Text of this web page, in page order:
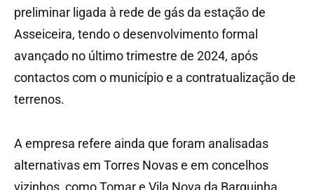
preliminar ligada à rede de gás da estação de
Asseiceira, tendo o desenvolvimento formal
avançado no último trimestre de 2024, após
contactos com o município e a contratualização de
terrenos.
A empresa refere ainda que foram analisadas
alternativas em Torres Novas e em concelhos
vizinhos, como Tomar e Vila Nova da Barquinha,